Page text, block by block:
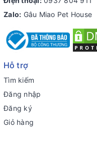
Zalo: Gâu Miao Pet House
Hỗ trợ
Tìm kiếm
Đăng nhập
Đăng ký
Giỏ hàng